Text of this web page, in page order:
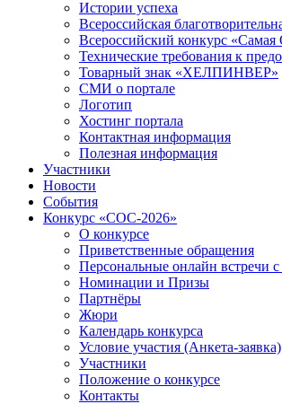
Истории успеха
Всероссийская
Всероссийский конкурс
Технические требования к
Товарный знак «ХЕЛПИНВЕР»
СМИ о портале
Логотип
Хостинг портала
Контактная информация
Полезная информация
Участники
Новости
События
Конкурс «СОС-2026»
О конкурсе
Приветственные обращения
Персональные онлайн встречи
Номинации и Призы
Партнёры
Жюри
Календарь конкурса
Условие участия (Анкета-заявка)
Участники
Положение о конкурсе
Контакты